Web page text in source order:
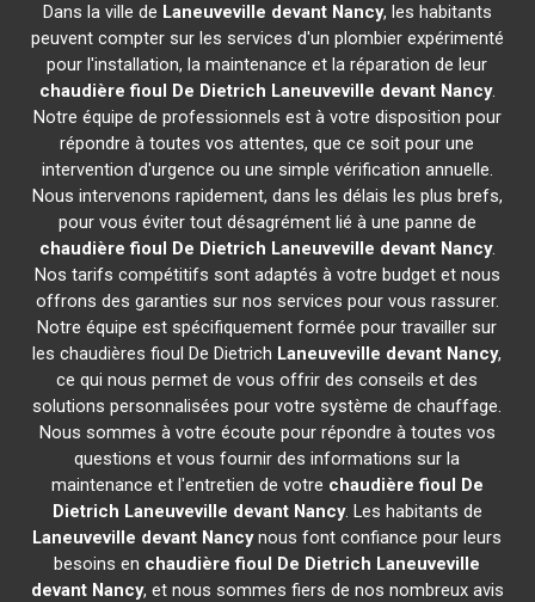
Dans la ville de Laneuveville devant Nancy, les habitants
peuvent compter sur les services d'un plombier expérimenté
pour l'installation, la maintenance et la réparation de leur
chaudière fioul De Dietrich Laneuveville devant Nancy.
Notre équipe de professionnels est à votre disposition pour
répondre à toutes vos attentes, que ce soit pour une
intervention d'urgence ou une simple vérification annuelle.
Nous intervenons rapidement, dans les délais les plus brefs,
pour vous éviter tout désagrément lié à une panne de
chaudière fioul De Dietrich Laneuveville devant Nancy.
Nos tarifs compétitifs sont adaptés à votre budget et nous
offrons des garanties sur nos services pour vous rassurer.
Notre équipe est spécifiquement formée pour travailler sur
les chaudières fioul De Dietrich Laneuveville devant Nancy,
ce qui nous permet de vous offrir des conseils et des
solutions personnalisées pour votre système de chauffage.
Nous sommes à votre écoute pour répondre à toutes vos
questions et vous fournir des informations sur la
maintenance et l'entretien de votre chaudière fioul De
Dietrich Laneuveville devant Nancy. Les habitants de
Laneuveville devant Nancynous font confiance pour leurs
besoins en chaudière fioul De Dietrich Laneuveville
devant Nancy, et nous sommes fiers de nos nombreux avis